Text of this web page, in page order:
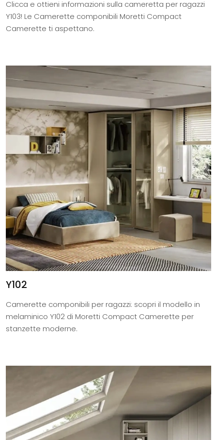
Clicca e ottieni informazioni sulla cameretta per ragazzi
Y103! Le Camerette componibili Moretti Compact
Camerette ti aspettano.
Y102
Camerette componibili per ragazzi: scopri il modello in
melaminico Y102 di Moretti Compact Camerette per
stanzette moderne.